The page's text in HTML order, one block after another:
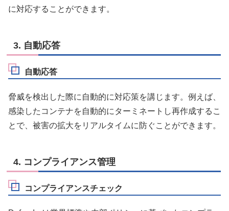
に対応することができます。
3. 自動応答
自動応答
脅威を検出した際に自動的に対応策を講じます。例えば、
感染したコンテナを自動的にターミネートし再作成するこ
とで、被害の拡大をリアルタイムに防ぐことができます。
4. コンプライアンス管理
コンプライアンスチェック